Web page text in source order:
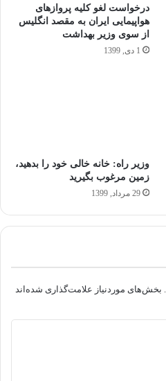
درخواست لغو کلیه پروازهای
هواپیمایی ایران به مقصد انگلیس
از سوی وزیر بهداشت
1 دی, 1399
وزیر راه: خانه خالی خود را بدهید،
زمین مرغوب بگیرید
29 مرداد, 1399
بخش‌های موردنیاز علامت‌گذاری شده‌اند